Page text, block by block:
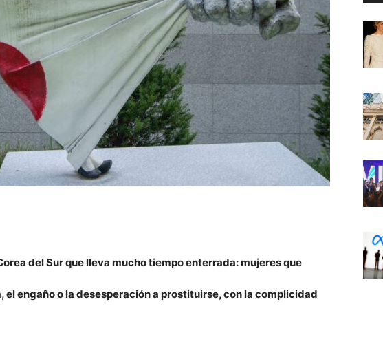
del Sur que lleva mucho tiempo enterrada: mujeres que
engaño o la desesperación a prostituirse, con la complicidad